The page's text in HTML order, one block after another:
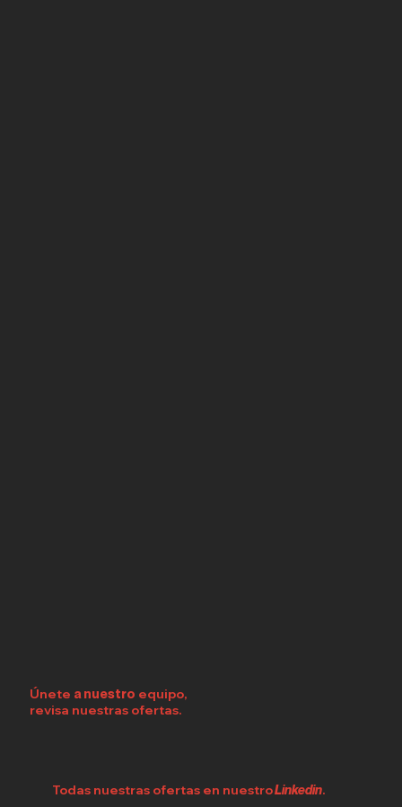
Únete a nuestro equipo,
revisa nuestras ofertas.
Todas nuestras ofertas en nuestroLinkedin.